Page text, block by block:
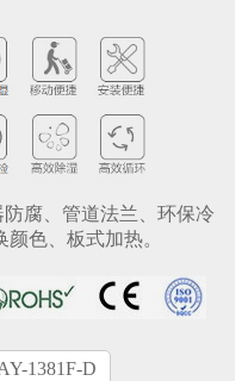
防腐、管道法兰、环保冷
色、板式加热。
1381F-D